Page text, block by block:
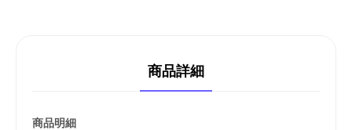
商品詳細
商品明細